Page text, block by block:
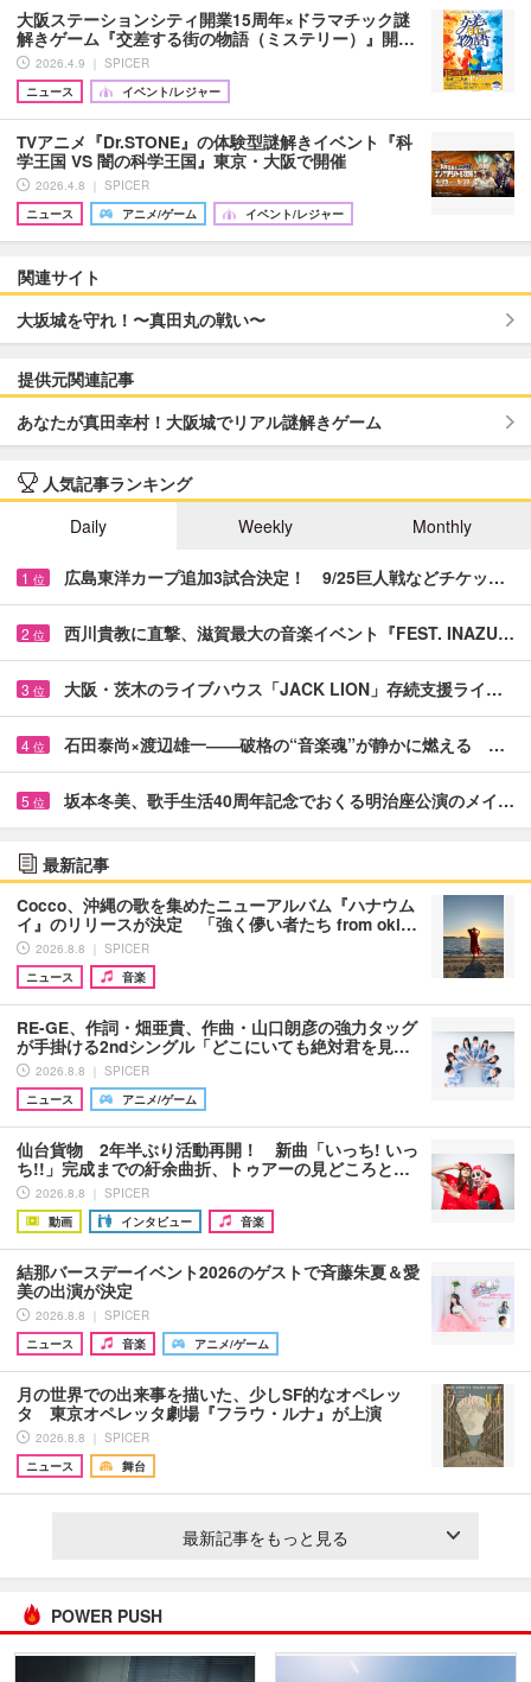
大阪ステーションシティ開業15周年×ドラマチック謎
解きゲーム『交差する街の物語（ミステリー）』開…
2026.4.9 ｜ SPICER
ニュース
イベント/レジャー
TVアニメ『Dr.STONE』の体験型謎解きイベント『科
学王国 VS 闇の科学王国』東京・大阪で開催
2026.4.8 ｜ SPICER
ニュース
アニメ/ゲーム イベント/レジャー
関連サイト
大坂城を守れ！〜真田丸の戦い〜
提供元関連記事
あなたが真田幸村！大阪城でリアル謎解きゲーム
人気記事ランキング
Daily
Weekly Monthly
1 位 広島東洋カープ追加3試合決定！ 9/25巨人戦などチケッ…
2 位 西川貴教に直撃、滋賀最大の音楽イベント『FEST. INAZU…
3 位 大阪・茨木のライブハウス「JACK LION」存続支援ライ…
4 位 石田泰尚×渡辺雄一――破格の“音楽魂”が静かに燃える …
5 位 坂本冬美、歌手生活40周年記念でおくる明治座公演のメイ…
最新記事
Cocco、沖縄の歌を集めたニューアルバム『ハナウム
イ』のリリースが決定 「強く儚い者たち from oki…
2026.8.8 ｜ SPICER
ニュース
音楽
RE-GE、作詞・畑亜貴、作曲・山口朗彦の強力タッグ
が手掛ける2ndシングル「どこにいても絶対君を見…
2026.8.8 ｜ SPICER
ニュース
アニメ/ゲーム
仙台貨物 2年半ぶり活動再開！ 新曲「いっち! いっ
ち!!」完成までの紆余曲折、トゥアーの見どころと…
2026.8.8 ｜ SPICER
動画
インタビュー 音楽
結那バースデーイベント2026のゲストで斉藤朱夏＆愛
美の出演が決定
2026.8.8 ｜ SPICER
ニュース
音楽 アニメ/ゲーム
月の世界での出来事を描いた、少しSF的なオペレッ
タ 東京オペレッタ劇場『フラウ・ルナ』が上演
2026.8.8 ｜ SPICER
ニュース
舞台
最新記事をもっと見る
POWER PUSH